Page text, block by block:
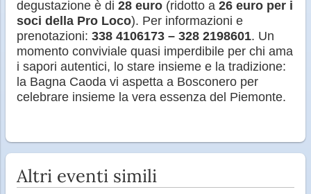
degustazione è di 28 euro (ridotto a 26 euro per i
soci della Pro Loco). Per informazioni e
prenotazioni: 338 4106173 – 328 2198601. Un
momento conviviale quasi imperdibile per chi ama
i sapori autentici, lo stare insieme e la tradizione:
la Bagna Caoda vi aspetta a Bosconero per
celebrare insieme la vera essenza del Piemonte.
Altri eventi simili